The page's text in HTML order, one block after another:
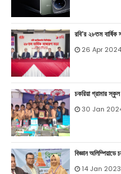
রবি’র ২৮তম বার্ষিক
26 Apr 2024
চকরিয়া গ্রামার
30 Jan
বিজ্ঞান অলিম্পিয়াডে
14 Jan 2023